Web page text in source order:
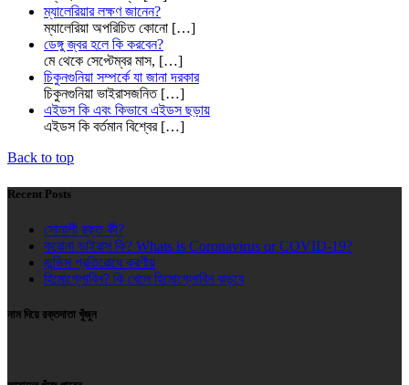
ম্যালেরিয়ার লক্ষণ জানেন?
ম্যালেরিয়া অপরিচিত কোনো […]
ডেঙ্গু জ্বর হলে কি করবেন?
মে থেকে সেপ্টেম্বর মাস, […]
চিকুনগুনিয়া সম্পর্কে যা জানা দরকার
চিকুনগুনিয়া ভাইরাসজনিত […]
এইডস কি এবং কিভাবে এইডস ছড়ায়
এইডস কি বর্তমান বিশ্বের […]
Back to top
Recent Posts
সোনালী রক্ত কী?
করোনা ভাইরাস কি? Whats is Coronavirus or COVID-19?
জন্ডিস প্রতিরোধে করণীয়
হিমোগ্লোবিন? কি খেলে হিমোগ্লোবিন বাড়বে
নাম দিয়ে রক্তদাতা খুঁজুন